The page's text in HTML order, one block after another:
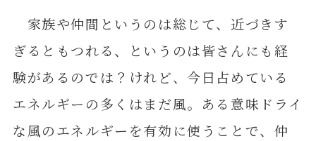
家族や仲間というのは総じて、近づきす
ぎるともつれる、というのは皆さんにも経
験があるのでは？けれど、今日占めている
エネルギーの多くはまだ風。ある意味ドライ
な風のエネルギーを有効に使うことで、仲